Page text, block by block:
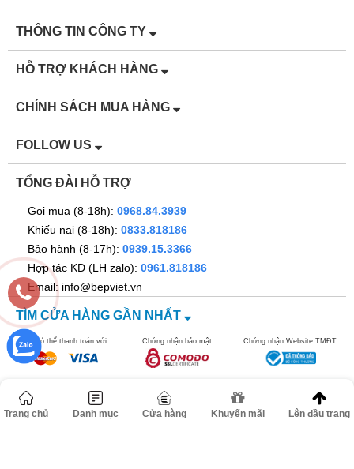
THÔNG TIN CÔNG TY
HỖ TRỢ KHÁCH HÀNG
CHÍNH SÁCH MUA HÀNG
FOLLOW US
TỔNG ĐÀI HỖ TRỢ
Gọi mua (8-18h): 0968.84.3939
Khiếu nại (8-18h): 0833.818186
Bảo hành (8-17h): 0939.15.3366
Hợp tác KD (LH zalo): 0961.818186
Email: info@bepviet.vn
TÌM CỬA HÀNG GẦN NHẤT
Bạn có thể thanh toán với Chứng nhận bảo mật Chứng nhận Website TMĐT
©2016 bepviet.vn - Công ty TNHH Dann Việt Nam. MST
Trang chủ Danh mục Cửa hàng Khuyến mãi Lên đầu trang